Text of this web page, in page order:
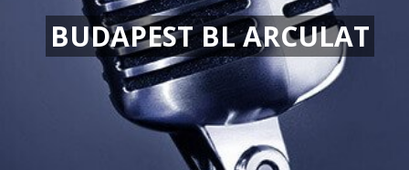
BUDAPEST BL ARCULAT